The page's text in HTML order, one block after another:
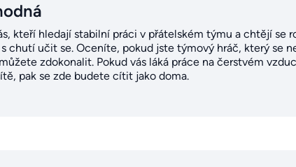
kteří hledají stabilní práci v přátelském týmu a chtějí se
chutí učit se. Oceníte, pokud jste týmový hráč, který se
zdokonalit. Pokud vás láká práce na čerstvém
pak se zde budete cítit jako doma.